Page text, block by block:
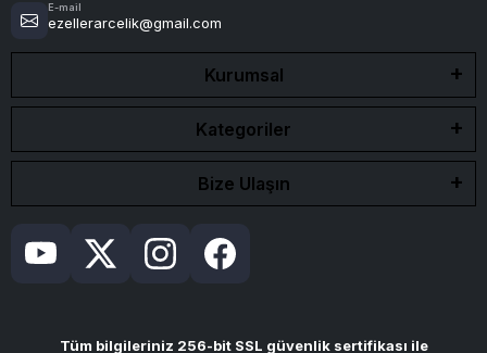
E-mail
ezellerarcelik@gmail.com
Kurumsal
Kategoriler
Bize Ulaşın
Tüm bilgileriniz 256-bit SSL güvenlik sertifikası ile